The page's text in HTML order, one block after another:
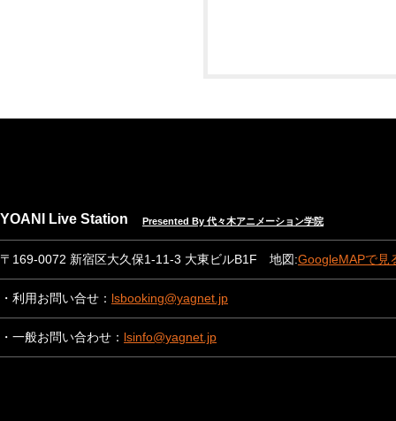
YOANI Live Station Presented By 代々木アニメーション学院
〒169-0072 新宿区大久保1-11-3 大東ビルB1F 地図:GoogleMAPで見
・利用お問い合せ： lsbooking@yagnet.jp
・一般お問い合わせ： lsinfo@yagnet.jp